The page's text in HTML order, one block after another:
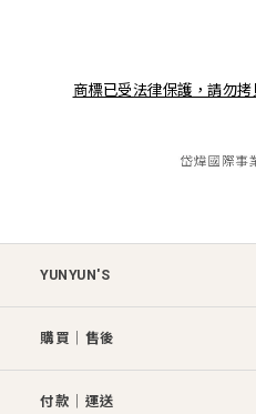
商標已受法律保護，請勿
YUNYUN'S
購買│售後
付款│運送